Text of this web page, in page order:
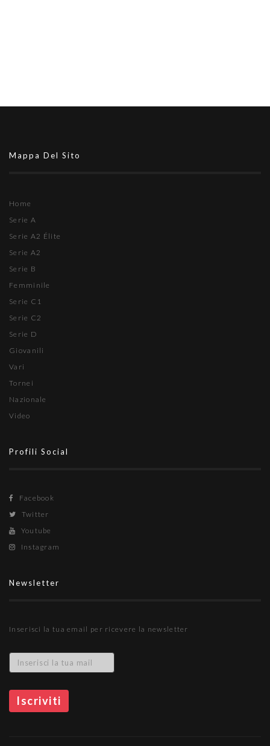
Mappa Del Sito
Home
Serie A
Serie A2 Élite
Serie A2
Serie B
Femminile
Serie C1
Serie C2
Serie D
Giovanili
Vari
Tornei
Nazionale
Video
Profili Social
Facebook
Twitter
Youtube
Instagram
Newsletter
Inserisci la tua email per ricevere la newsletter